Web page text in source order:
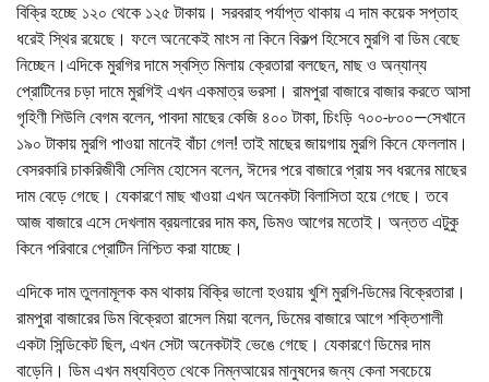
বিক্রি হচ্ছে ১২০ থেকে ১২৫ টাকায়। সরবরাহ পর্যাপ্ত থাকায় এ দাম কয়েক সপ্তাহ
ধরেই স্থির রয়েছে। ফলে অনেকেই মাংস না কিনে বিকল্প হিসেবে মুরগি বা ডিম বেছে
নিচ্ছেন।এদিকে মুরগির দামে স্বস্তি মিলায় ক্রেতারা বলছেন, মাছ ও অন্যান্য
প্রোটিনের চড়া দামে মুরগিই এখন একমাত্র ভরসা। রামপুরা বাজারে বাজার করতে আসা
গৃহিণী শিউলি বেগম বলেন, পাবদা মাছের কেজি ৪০০ টাকা, চিংড়ি ৭০০-৮০০—সেখানে
১৯০ টাকায় মুরগি পাওয়া মানেই বাঁচা গেল! তাই মাছের জায়গায় মুরগি কিনে ফেললাম।
বেসরকারি চাকরিজীবী সেলিম হোসেন বলেন, ঈদের পরে বাজারে প্রায় সব ধরনের মাছের
দাম বেড়ে গেছে। যেকারণে মাছ খাওয়া এখন অনেকটা বিলাসিতা হয়ে গেছে। তবে
আজ বাজারে এসে দেখলাম ব্রয়লারের দাম কম, ডিমও আগের মতোই। অন্তত এটুকু
কিনে পরিবারে প্রোটিন নিশ্চিত করা যাচ্ছে।
এদিকে দাম তুলনামূলক কম থাকায় বিক্রি ভালো হওয়ায় খুশি মুরগি-ডিমের বিক্রেতারা।
রামপুরা বাজারের ডিম বিক্রেতা রাসেল মিয়া বলেন, ডিমের বাজারে আগে শক্তিশালী
একটা সিন্ডিকেট ছিল, এখন সেটা অনেকটাই ভেঙে গেছে। যেকারণে ডিমের দাম
বাড়েনি। ডিম এখন মধ্যবিত্ত থেকে নিম্নআয়ের মানুষদের জন্য কেনা সবচেয়ে